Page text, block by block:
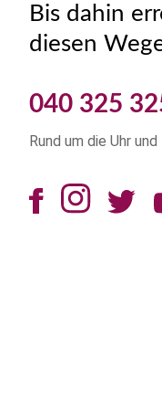
Bis dahin
diesen
040 325
Rund um die Uhr